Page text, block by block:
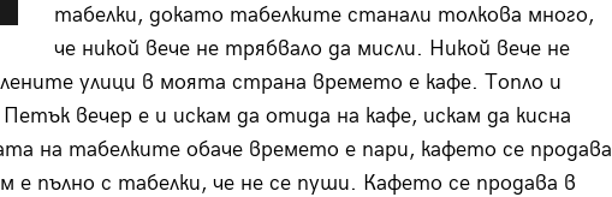
табелки, докато табелките станали толкова много,
че никой вече не трябвало да мисли. Никой вече не
улици в моята страна времето е кафе. Топло и
вечер е и искам да отида на кафе, искам да кисна
на табелките обаче времето е пари, кафето се продава
е пълно с табелки, че не се пуши. Кафето се продава в